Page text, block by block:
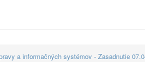
a informačných systémov - Zasadnutie